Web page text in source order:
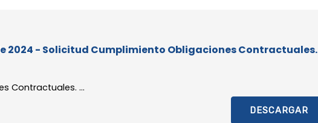
2024 - Solicitud Cumplimiento Obligaciones Contractuales.
Contractuales. ...
DESCARGAR